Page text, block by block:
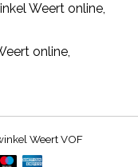
Weert online,
online,
Weert VOF